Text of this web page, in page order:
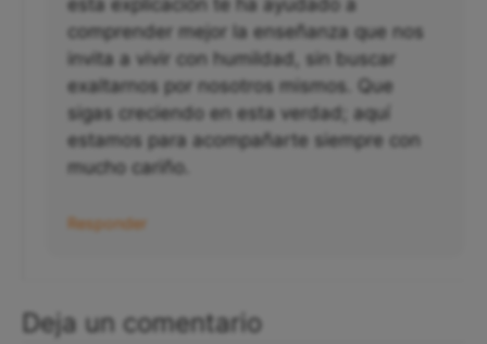
esta explicación te ha ayudado a
comprender mejor la enseñanza que nos
invita a vivir con humildad, sin buscar
exaltarnos por nosotros mismos. Que
sigas creciendo en esta verdad; aquí
estamos para acompañarte siempre con
mucho cariño.
Responder
Deja un comentario